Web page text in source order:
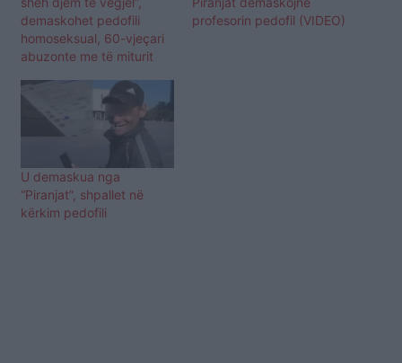
demaskohet pedofili
homoseksual, 60-vjeçari
abuzonte me të miturit
profesorin pedofil (VIDEO)
U demaskua nga
“Piranjat”, shpallet në
kërkim pedofili